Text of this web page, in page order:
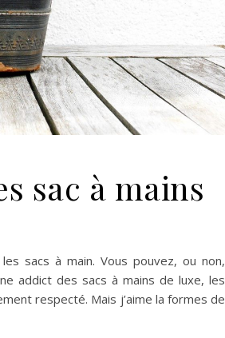
sac à mains
sacs à main. Vous pouvez, ou non,
addict des sacs à mains de luxe, les
respecté. Mais j’aime la formes de